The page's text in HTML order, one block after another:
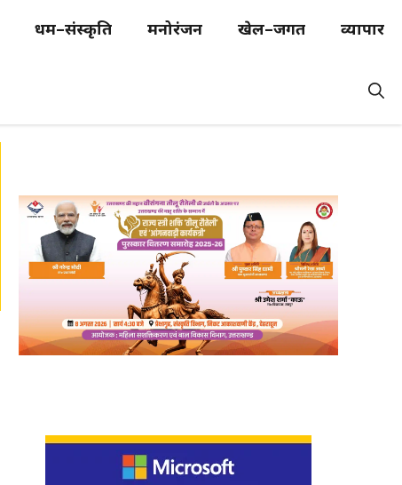
धर्म–संस्कृति मनोरंजन खेल–जगत व्यापार